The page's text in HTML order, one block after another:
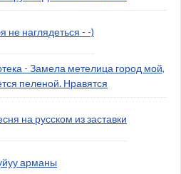
не наглядеться - -)
- Замела метелица город мой,
пеленой. Нравятся
на русском из заставки
арманы